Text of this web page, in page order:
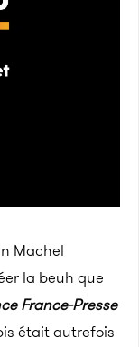
Machel
la beuh que
France-Presse
était autrefois